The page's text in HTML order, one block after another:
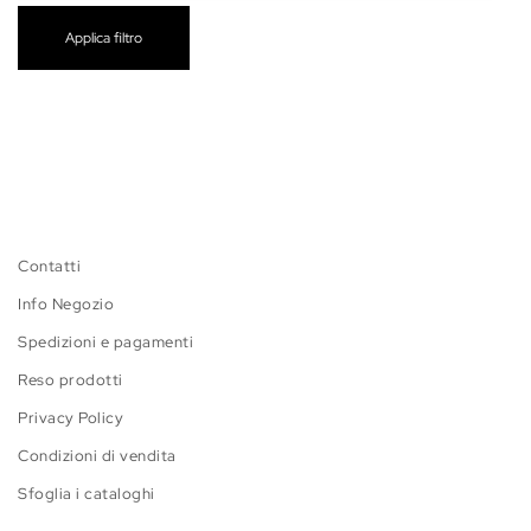
Applica filtro
Contatti
Info Negozio
Spedizioni e pagamenti
Reso prodotti
Privacy Policy
Condizioni di vendita
Sfoglia i cataloghi